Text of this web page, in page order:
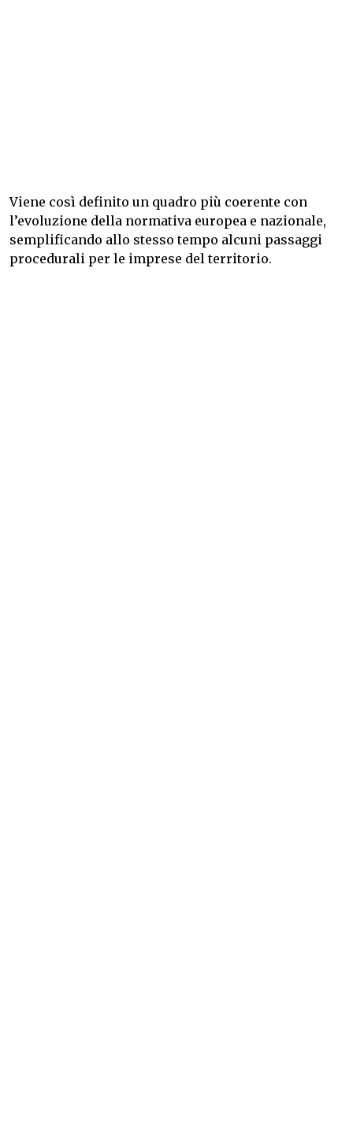
Viene così definito un quadro più coerente con
l’evoluzione della normativa europea e nazionale,
semplificando allo stesso tempo alcuni passaggi
procedurali per le imprese del territorio.